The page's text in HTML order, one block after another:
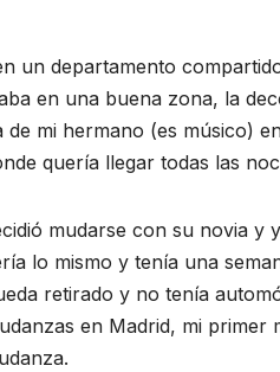
un departamento
en una buena zona, la
mi hermano (es músico)
quería llegar todas las
mudarse con su novia y
lo mismo y tenía una
retirado y no tenía
en Madrid, mi primer